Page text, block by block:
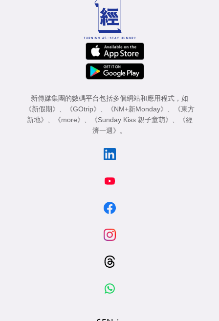
新傳媒集團的數碼平台包括多個網站和應用程式，如
《新假期》 、 《GOtrip》 、 《NM+新Monday》 、
《東方
新地》 、 《more》 、 《Sunday Kiss 親子童萌》 、
《經
濟一週》 。